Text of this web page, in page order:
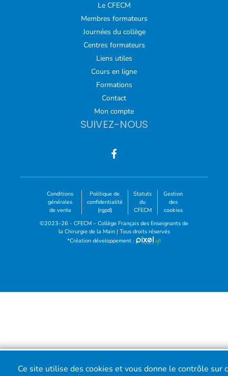
Le CFECM
Membres formateurs
Journées du collège
Centres formateurs
Liens utiles
Cours en ligne
Formations
Contact
Mon compte
SUIVEZ-NOUS
Conditions
générales
de vente
Politique de
confidentialité
(rgpd)
Statuts
du
CFECM
Gestion
des
cookies
©2023-26 - CFECM – Collège Français des Enseignants de
la Chirurgie de la Main | Tous droits réservés
*Création développement :
Ce site utilise des cookies et vous donne le contrôle sur